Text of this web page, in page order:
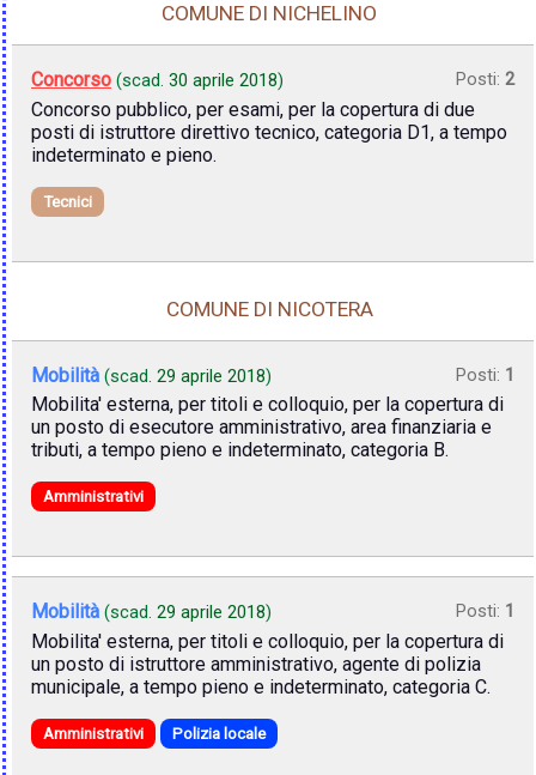
COMUNE DI NICHELINO
Concorso (scad. 30 aprile 2018) Posti: 2
Concorso pubblico, per esami, per la copertura di due
posti di istruttore direttivo tecnico, categoria D1, a tempo
indeterminato e pieno.
Tecnici
COMUNE DI NICOTERA
Mobilità (scad. 29 aprile 2018) Posti: 1
Mobilita' esterna, per titoli e colloquio, per la copertura di
un posto di esecutore amministrativo, area finanziaria e
tributi, a tempo pieno e indeterminato, categoria B.
Amministrativi
Mobilità (scad. 29 aprile 2018) Posti: 1
Mobilita' esterna, per titoli e colloquio, per la copertura di
un posto di istruttore amministrativo, agente di polizia
municipale, a tempo pieno e indeterminato, categoria C.
Amministrativi Polizia locale